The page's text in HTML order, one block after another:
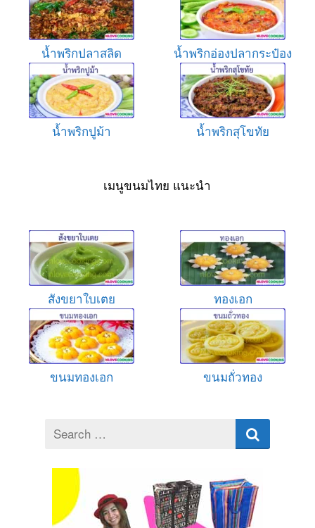
น้ำพริกปลาสลิด น้ำพริกอ่องปลากระป๋อง
น้ำพริกปูม้า น้ำพริกสุโขทัย
เมนูขนมไทย แนะนำ
สังขยาใบเตย ทองเอก
ขนมทองเอก ขนมถั่วทอง
Search
for